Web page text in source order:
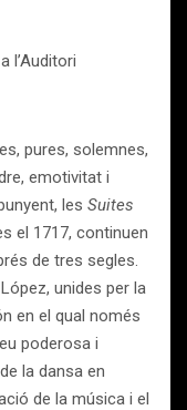
l’Auditori
pures, solemnes,
emotivitat i
les Suites
el 1717, continuen
de tres segles.
unides per la
en el qual només
poderosa i
la dansa en
de la música i el